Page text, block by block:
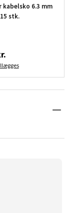
kabelsko 6.3 mm
stk.